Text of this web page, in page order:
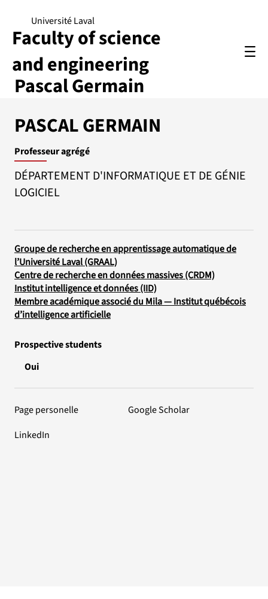
Pascal Germain
Université Laval
Faculty of science
and engineering
PASCAL GERMAIN
Professeur agrégé
DÉPARTEMENT D'INFORMATIQUE ET DE GÉNIE
LOGICIEL
Groupe de recherche en apprentissage automatique de
l’Université Laval (GRAAL)
Centre de recherche en données massives (CRDM)
Institut intelligence et données (IID)
Membre académique associé du Mila — Institut québécois
d’intelligence artificielle
Prospective students
Oui
Page personelle
Google Scholar
LinkedIn